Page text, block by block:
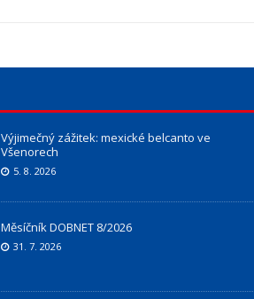
Výjimečný zážitek: mexické belcanto ve
Všenorech
5. 8. 2026
Měsíčník DOBNET 8/2026
31. 7. 2026